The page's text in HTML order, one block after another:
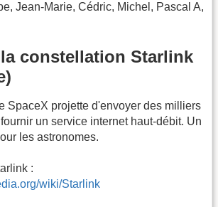
Jean-Marie, Cédric, Michel, Pascal A,
constellation Starlink
SpaceX projette d'envoyer des milliers
un service internet haut-débit. Un
les astronomes.
:
wiki/Starlink